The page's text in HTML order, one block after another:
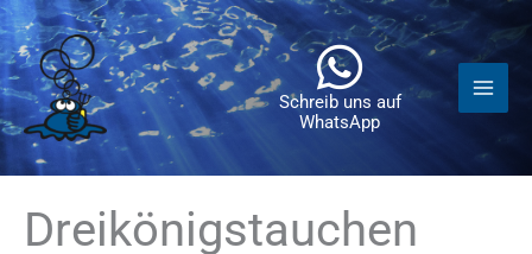
Zum
Inhalt
springen
Schreib uns auf
WhatsApp
Dreikönigstauchen